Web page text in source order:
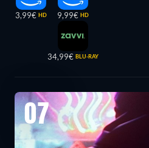
3,99€ HD 9,99€ HD
34,99€ BLU-RAY
07